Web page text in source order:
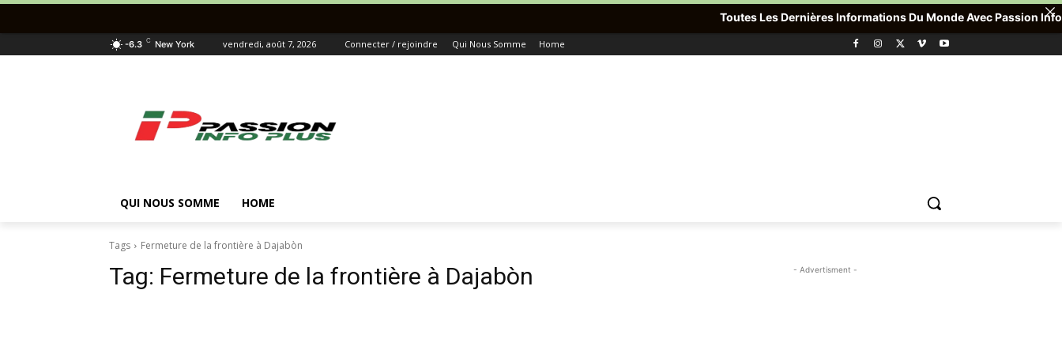
-6.3 C New York vendredi, août 7, 2026 Connecter / rejoindre Qui Nous Somme Home
QUI NOUS SOMME HOME
Tags Fermeture de la frontière à Dajabòn
Tag: Fermeture de la frontière à Dajabòn - Advertisment -
Toutes Les Dernières Informations Du Monde Avec Passion Info